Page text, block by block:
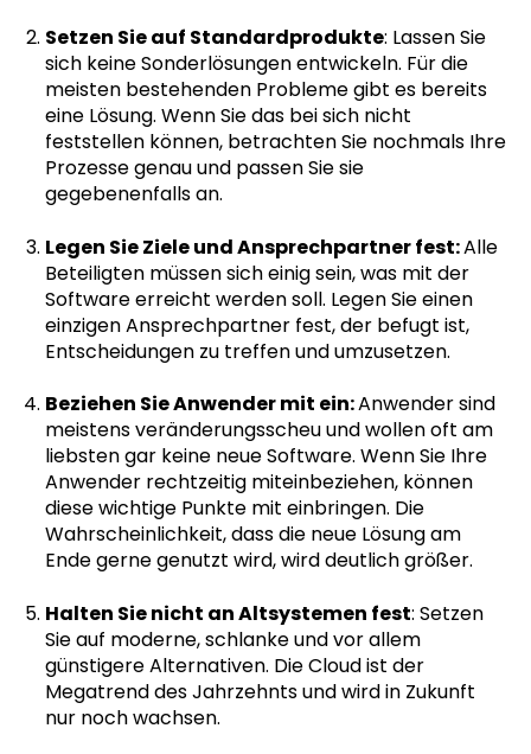
Setzen Sie auf Standardprodukte: Lassen Sie
sich keine Sonderlösungen entwickeln. Für die
meisten bestehenden Probleme gibt es bereits
eine Lösung. Wenn Sie das bei sich nicht
feststellen können, betrachten Sie nochmals Ihre
Prozesse genau und passen Sie sie
gegebenenfalls an.
Legen Sie Ziele und Ansprechpartner fest:Alle
Beteiligten müssen sich einig sein, was mit der
Software erreicht werden soll. Legen Sie einen
einzigen Ansprechpartner fest, der befugt ist,
Entscheidungen zu treffen und umzusetzen.
Beziehen Sie Anwender mit ein:Anwender sind
meistens veränderungsscheu und wollen oft am
liebsten gar keine neue Software. Wenn Sie Ihre
Anwender rechtzeitig miteinbeziehen, können
diese wichtige Punkte mit einbringen. Die
Wahrscheinlichkeit, dass die neue Lösung am
Ende gerne genutzt wird, wird deutlich größer.
Halten Sie nicht an Altsystemen fest: Setzen
Sie auf moderne, schlanke und vor allem
günstigere Alternativen. Die Cloud ist der
Megatrend des Jahrzehnts und wird in Zukunft
nur noch wachsen.